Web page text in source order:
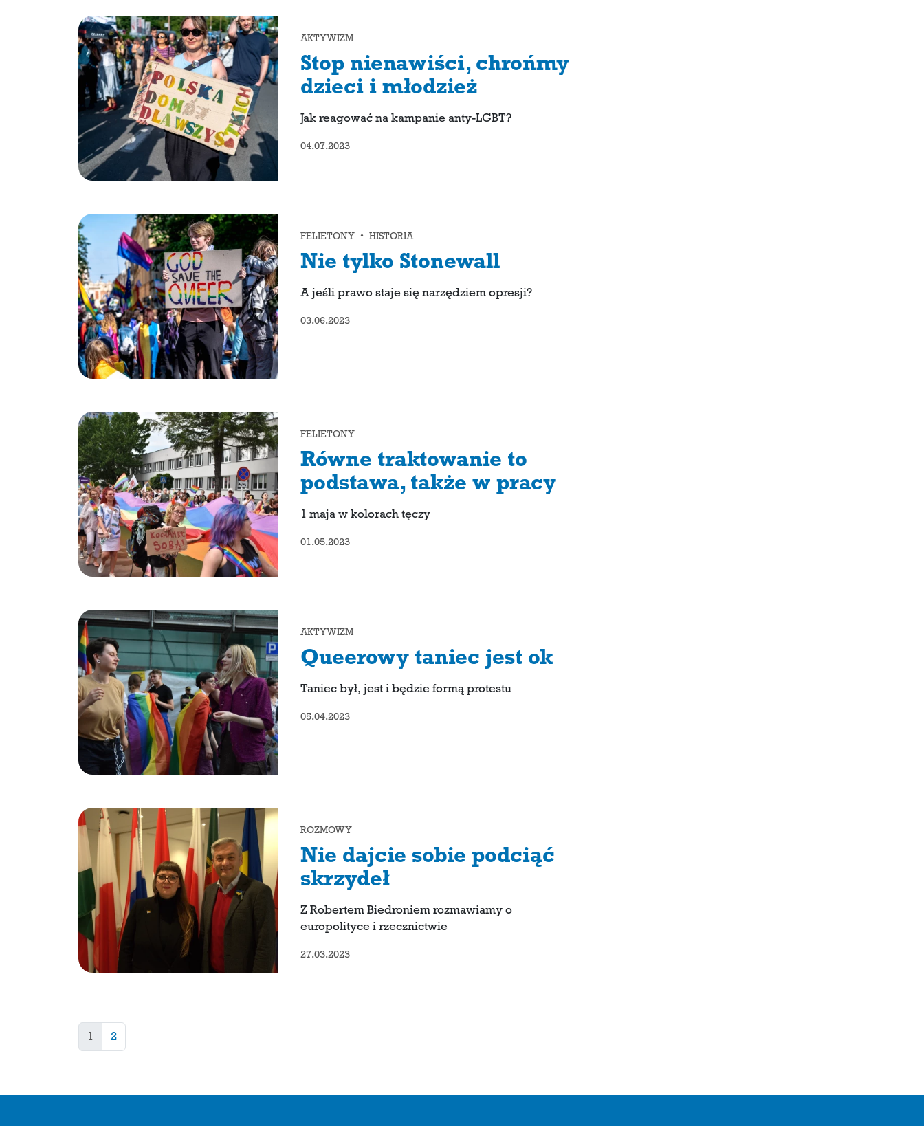
AKTYWIZM
Stop nienawiści, chrońmy
dzieci i młodzież
Jak reagować na kampanie anty-LGBT?
04.07.2023
FELIETONY • HISTORIA
Nie tylko Stonewall
A jeśli prawo staje się narzędziem opresji?
03.06.2023
FELIETONY
Równe traktowanie to
podstawa, także w pracy
1 maja w kolorach tęczy
01.05.2023
AKTYWIZM
Queerowy taniec jest ok
Taniec był, jest i będzie formą protestu
05.04.2023
ROZMOWY
Nie dajcie sobie podciąć
skrzydeł
Z Robertem Biedroniem rozmawiamy o
europolityce i rzecznictwie
27.03.2023
1 2